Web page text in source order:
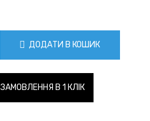
ДОДАТИ В КОШИК
ЗАМОВЛЕННЯ В 1 КЛІК